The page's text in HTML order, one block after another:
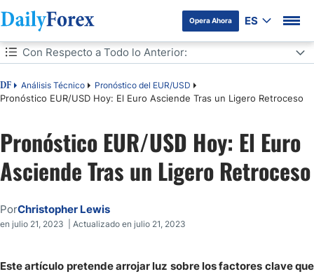
Opera Ahora ES
Tabla de contenidos
DF Análisis Técnico Pronóstico del EUR/USD
Pronóstico EUR/USD Hoy: El Euro Asciende Tras un Ligero Retroceso
Con Respecto a Todo lo Anterior:
Con Respecto a Todo lo Anterior:
Pronóstico EUR/USD Hoy: El Euro
Asciende Tras un Ligero Retroceso
PorChristopher Lewis
en julio 21, 2023 | Actualizado en julio 21, 2023
Este artículo pretende arrojar luz sobre los factores clave que